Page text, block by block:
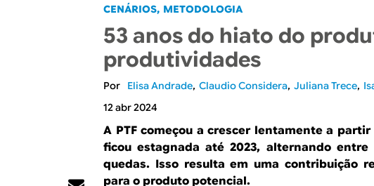
o
g
d
o
I
B
u
p
r
i
n
c
i
p
CENÁRIOS METODOLOGIA
53 anos do hiato do
produtividades
Elisa Andrade Claudio Considera Juliana Trece
12 abr 2024
A PTF começou a crescer lentamente a partir
ficou estagnada até 2023, alternando entre
quedas. Isso resulta em uma contribuição
para o produto potencial.